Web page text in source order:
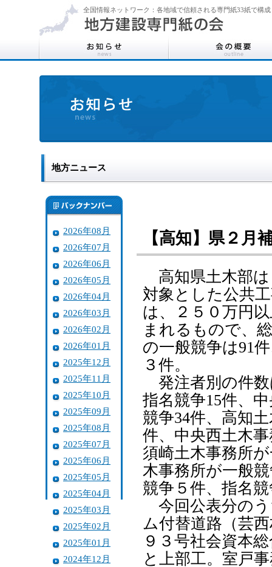
全国情報ネットワーク：各地域で信頼される専門紙33紙で構成
地方ニュース
2026年08月
2026年07月
2026年06月
2026年05月
2026年04月
2026年03月
2026年02月
2026年01月
2025年12月
2025年11月
2025年10月
2025年09月
2025年08月
2025年07月
2025年06月
2025年05月
2025年04月
2025年03月
2025年02月
2025年01月
2024年12月
【高知】県２月
高知県土木部は
対象とした公共
は、２５０万円
まれるもので、
の一般競争は91
３件。
発注者別の件数
指名競争15件、
競争34件、高知
件、中央西土木
須崎土木事務所
木事務所が一般
競争５件、指名
今回公表分のう
ム付替道路（芸
９３号社会資本
と上部工。室戸